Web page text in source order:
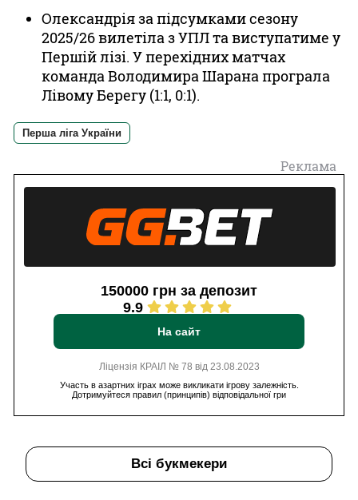
Олександрія за підсумками сезону
2025/26 вилетіла з УПЛ та виступатиме у
Першій лізі. У перехідних матчах
команда Володимира Шарана програла
Лівому Берегу (1:1, 0:1).
Перша ліга України
Реклама
150000 грн за депозит
9.9
На сайт
Ліцензія КРАІЛ № 78 від 23.08.2023
Участь в азартних іграх може викликати ігрову залежність.
Дотримуйтеся правил (принципів) відповідальної гри
Всі букмекери